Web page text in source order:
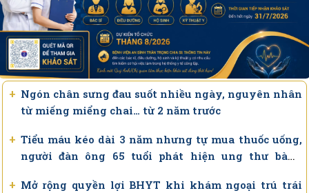
+ Ngón chân sưng đau suốt nhiều ngày, nguyên nhân
từ miếng miểng chai… từ 2 năm trước
+ Tiểu máu kéo dài 3 năm nhưng tự mua thuốc uống,
người đàn ông 65 tuổi phát hiện ung thư bàng
+ Mở rộng quyền lợi BHYT khi khám ngoại trú trái